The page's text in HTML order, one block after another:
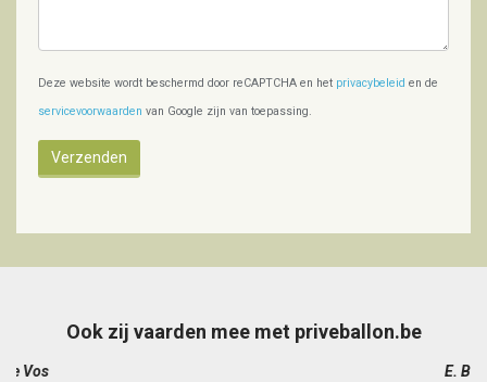
Deze website wordt beschermd door reCAPTCHA en het privacybeleid en de
servicevoorwaarden van Google zijn van toepassing.
Ook zij vaarden mee met priveballon.be